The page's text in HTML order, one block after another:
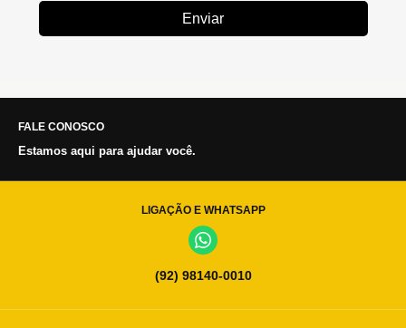
Enviar
FALE CONOSCO
Estamos aqui para ajudar você.
LIGAÇÃO E WHATSAPP
(92) 98140-0010